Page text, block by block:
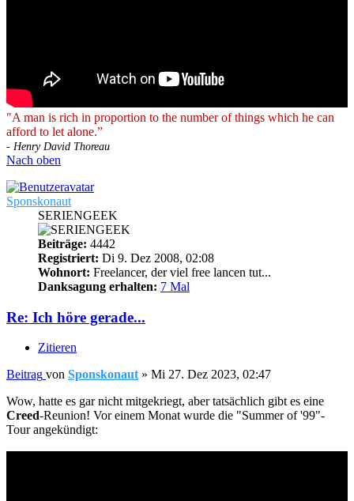
"A man is rich in proportion to the number of things which he can
afford to let alone.”
- Henry David Thoreau
Nach oben
Sponskonaut
SERIENGEEK
Beiträge: 4442
Registriert: Di 9. Dez 2008, 02:08
Wohnort: Freelancer, der viel free lancen tut...
Danksagung erhalten: 7 Mal
Re: Ich höre gerade...
Zitieren
Beitrag von Sponskonaut» Mi 27. Dez 2023, 02:47
Wow, hatte es gar nicht mitgekriegt, aber tatsächlich gibt es eine
Creed-Reunion! Vor einem Monat wurde die "Summer of '99"-
Tour angekündigt: